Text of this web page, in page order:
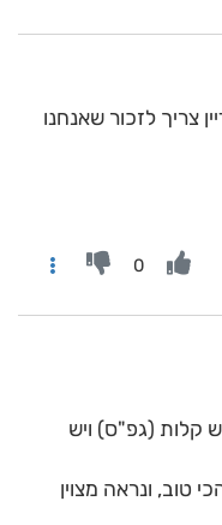
צריך לזכור שאנחנו
0
קלות (גפ"ס) ויש
טוב, ונראה מצוין